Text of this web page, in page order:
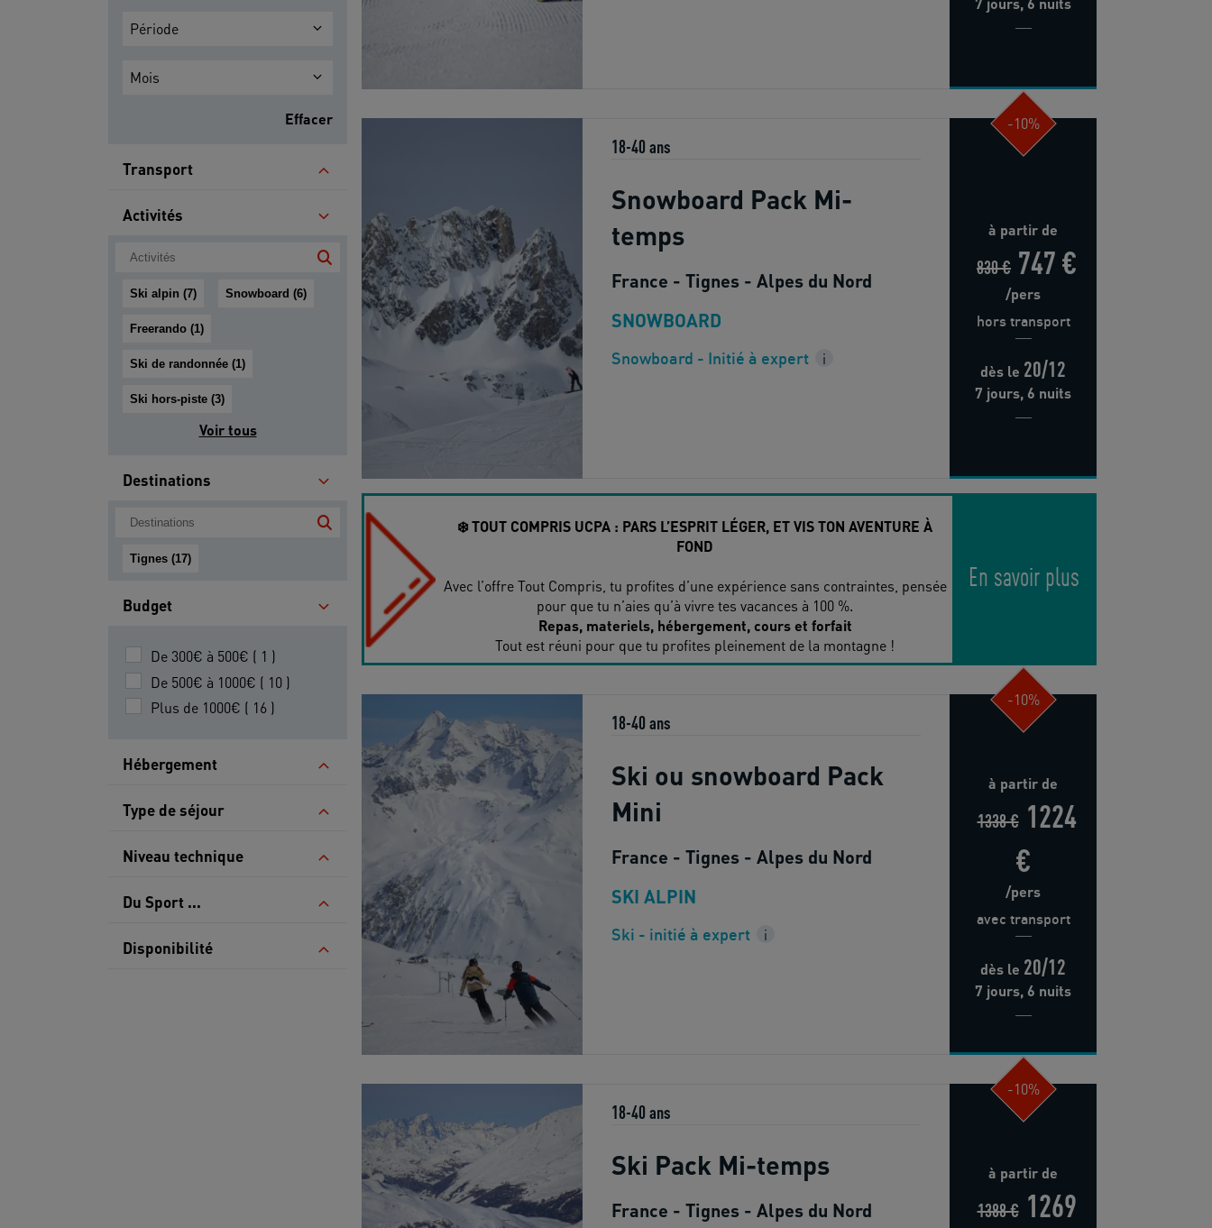
Période
Mois
Effacer
Transport
Activités
Ski alpin (7) Snowboard (6)
Freerando (1)
Ski de randonnée (1)
Ski hors-piste (3)
Voir tous
Destinations
Tignes (17)
Budget
De 300€ à 500€ ( 1 )
De 500€ à 1000€ ( 10 )
Plus de 1000€ ( 16 )
Hébergement
Type de séjour
Niveau technique
Du Sport ...
Disponibilité
18-40 ans
Snowboard Pack Mi-
temps
France - Tignes - Alpes du Nord
SNOWBOARD
Snowboard - Initié à expert i
-10%
à partir de
830 € 747 €
/pers
hors transport
dès le 20/12
7 jours, 6 nuits
❄️ TOUT COMPRIS UCPA : PARS L’ESPRIT LÉGER, ET VIS TON AVENTURE À
FOND
Avec l’offre Tout Compris, tu profites d’une expérience sans contraintes, pensée
pour que tu n’aies qu’à vivre tes vacances à 100 %.
Repas, materiels, hébergement, cours et forfait
Tout est réuni pour que tu profites pleinement de la montagne !
En savoir plus
18-40 ans
Ski ou snowboard Pack
Mini
France - Tignes - Alpes du Nord
SKI ALPIN
Ski - initié à expert i
-10%
à partir de
1338 € 1224
€
/pers
avec transport
dès le 20/12
7 jours, 6 nuits
18-40 ans
Ski Pack Mi-temps
France - Tignes - Alpes du Nord
-10%
à partir de
1388 € 1269